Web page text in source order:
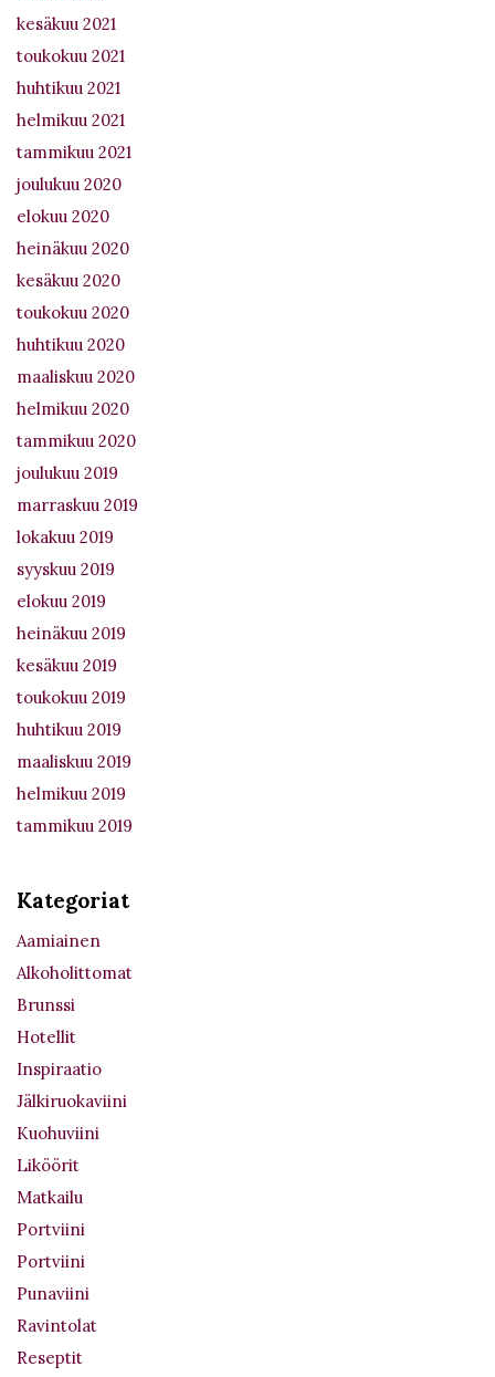
kesäkuu 2021
toukokuu 2021
huhtikuu 2021
helmikuu 2021
tammikuu 2021
joulukuu 2020
elokuu 2020
heinäkuu 2020
kesäkuu 2020
toukokuu 2020
huhtikuu 2020
maaliskuu 2020
helmikuu 2020
tammikuu 2020
joulukuu 2019
marraskuu 2019
lokakuu 2019
syyskuu 2019
elokuu 2019
heinäkuu 2019
kesäkuu 2019
toukokuu 2019
huhtikuu 2019
maaliskuu 2019
helmikuu 2019
tammikuu 2019
Kategoriat
Aamiainen
Alkoholittomat
Brunssi
Hotellit
Inspiraatio
Jälkiruokaviini
Kuohuviini
Liköörit
Matkailu
Portviini
Portviini
Punaviini
Ravintolat
Reseptit